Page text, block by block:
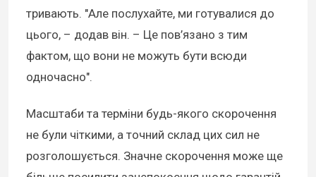
тривають. "Але послухайте, ми готувалися до
цього, – додав він. – Це пов’язано з тим
фактом, що вони не можуть бути всюди
одночасно".
Масштаби та терміни будь-якого скорочення
не були чіткими, а точний склад цих сил не
розголошується. Значне скорочення може ще